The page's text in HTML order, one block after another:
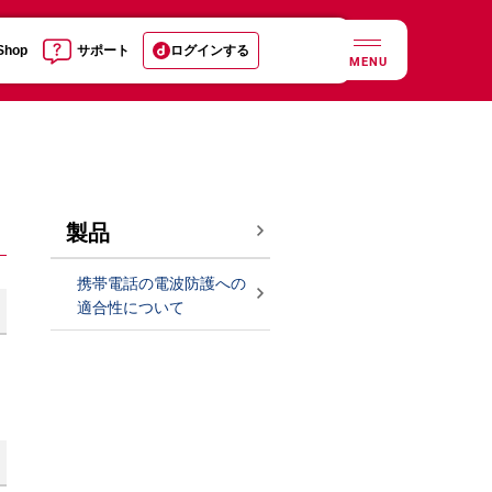
サポート ログインする
MENU
製品
携帯電話の電波防護への
適合性について